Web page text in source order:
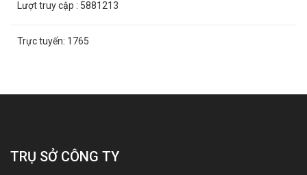
Lượt truy cập : 5881213
Trực tuyến: 1765
TRỤ SỞ CÔNG TY